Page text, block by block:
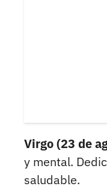
Virgo (23 de
y mental.
saludable.